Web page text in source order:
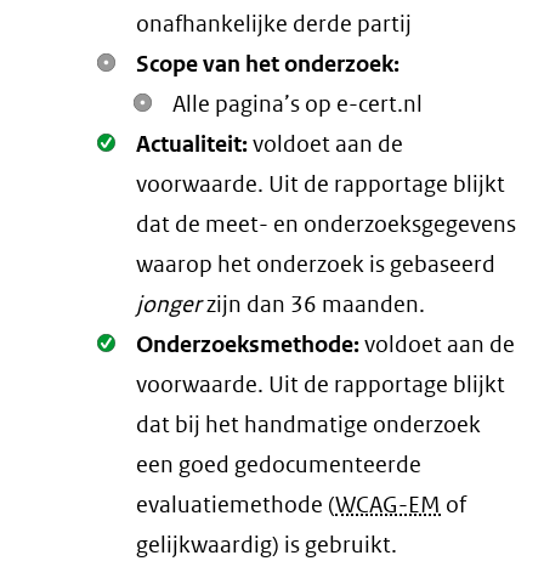
onafhankelijke derde partij
Scope van het onderzoek:
Alle pagina’s op e-cert.nl
Oké.
Actualiteit:voldoet aan de
voorwaarde. Uit de rapportage blijkt
dat de meet- en onderzoeksgegevens
waarop het onderzoek is gebaseerd
jongerzijn dan 36 maanden.
Oké.
Onderzoeksmethode:voldoet aan de
voorwaarde. Uit de rapportage blijkt
dat bij het handmatige onderzoek
een goed gedocumenteerde
evaluatiemethode (WCAG-EM of
gelijkwaardig) is gebruikt.